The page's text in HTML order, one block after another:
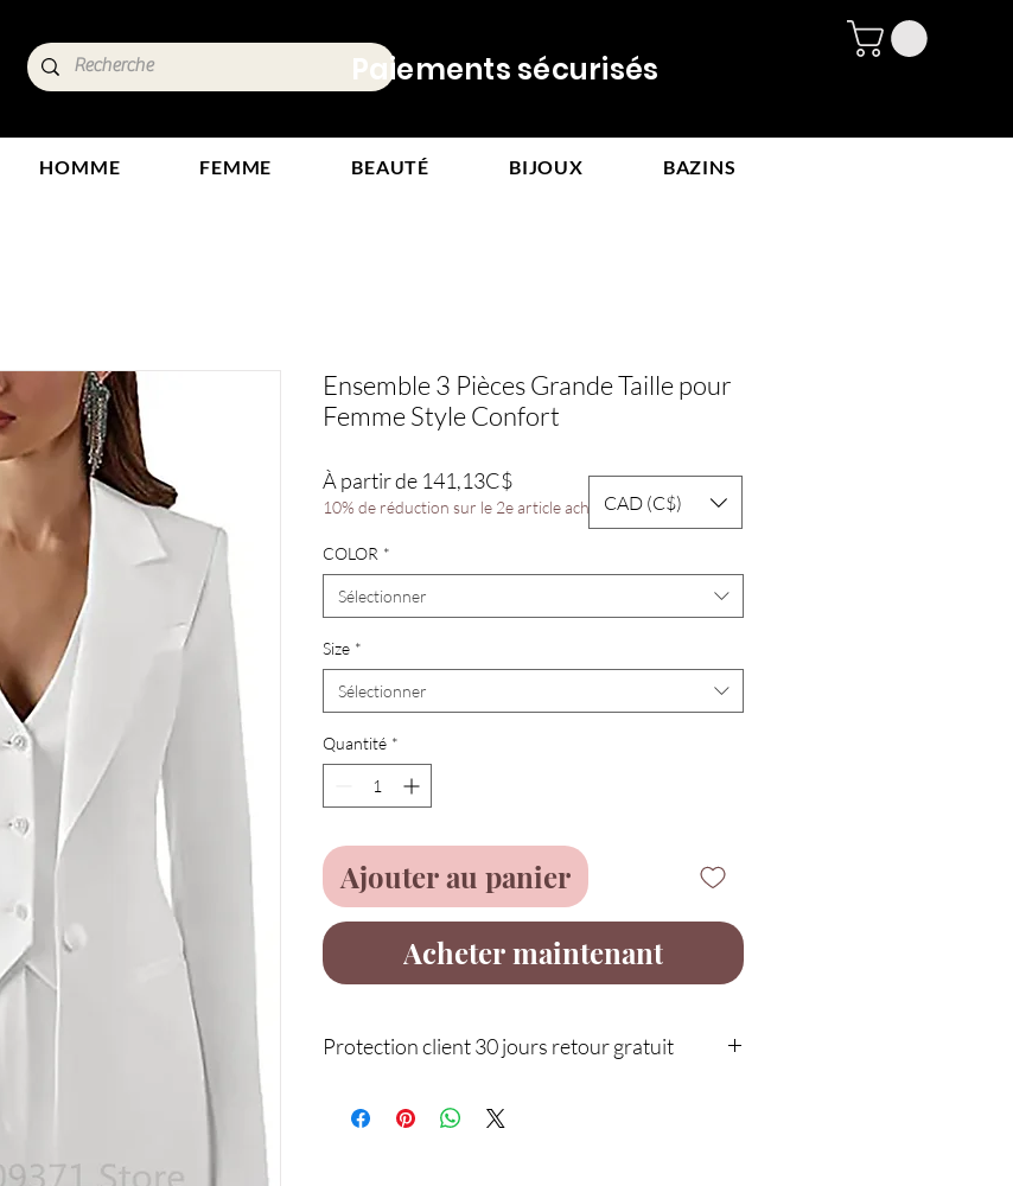
Paiements sécurisés
HOMME FEMME BEAUTÉ BIJOUX BAZINS
Ensemble 3 Pièces Grande Taille pour
Femme Style Confort
À partir de 141,13C$Prix
promotionnel
10% de réduction sur le 2e article acheté
COLOR *
Sélectionner
Size *
Sélectionner
Quantité *
Ajouter au panier
Acheter maintenant
Protection client 30 jours retour gratuit
CAD (C$)